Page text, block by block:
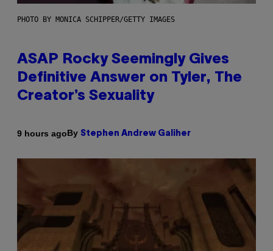
PHOTO BY MONICA SCHIPPER/GETTY IMAGES
ASAP Rocky Seemingly Gives
Definitive Answer on Tyler, The
Creator’s Sexuality
9 hours agoBy Stephen Andrew Galiher